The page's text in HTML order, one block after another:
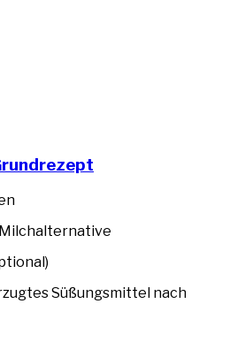
Süßungsmittel nach